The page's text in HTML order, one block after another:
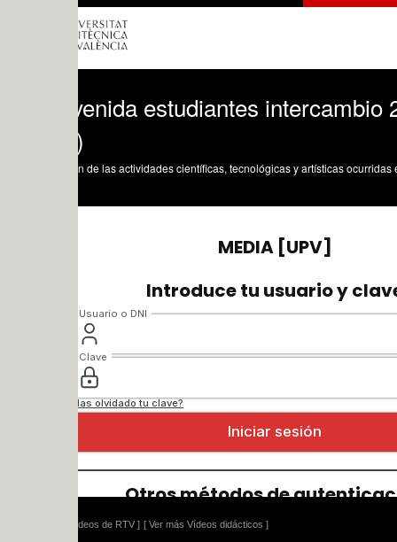
estudiantes intercambio 2024-
de las actividades científicas, tecnológicas y artísticas ocurridas en los tres
[ Ver más Vídeos didácticos ]